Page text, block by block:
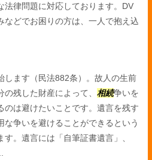
法律問題に対応しております。DV
などでお困りの方は、一人で抱え込
します（民法882条）。故人の生前
残した財産によって、 相続争いを
のは避けたいことです。遺言を残す
な争いを避けることができるという
。遺言には「自筆証書遺言」、